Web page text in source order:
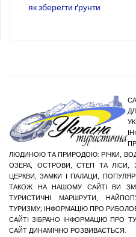
як зберегти ґрунти
ЛЮДИНОЮ ТА ПРИРОДОЮ: РІЧКИ,
ОЗЕРА, ОСТРОВИ, СТЕП ТА ЛІСИ,
ЦЕРКВИ, ЗАМКИ І ПАЛАЦИ,
ТАКОЖ НА НАШОМУ САЙТІ ВИ
ТУРИСТИЧНІ МАРШРУТИ,
ТУРИЗМУ; ІНФОРМАЦІЮ ПРО
САЙТІ ЗІБРАНО ІНФОРМАЦІЮ ПРО
САЙТ ДИНАМІЧНО РОЗВИВАЄТЬСЯ.